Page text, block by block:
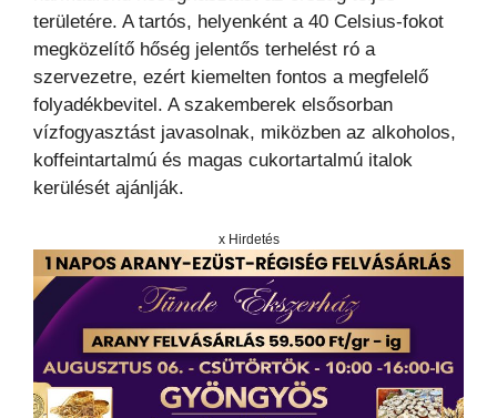
területére. A tartós, helyenként a 40 Celsius-fokot
megközelítő hőség jelentős terhelést ró a
szervezetre, ezért kiemelten fontos a megfelelő
folyadékbevitel. A szakemberek elsősorban
vízfogyasztást javasolnak, miközben az alkoholos,
koffeintartalmú és magas cukortartalmú italok
kerülését ajánlják.
x Hirdetés